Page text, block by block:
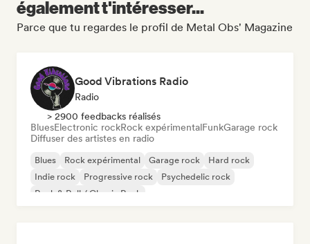
également t'intéresser...
Parce que tu regardes le profil de Metal Obs' Magazine
Good Vibrations Radio
Radio
> 2900 feedbacks réalisés
BluesElectronic rockRock expérimentalFunkGarage rock
Diffuser des artistes en radio
Blues Rock expérimental Garage rock
Hard rock
Indie rock
Progressive rock
Psychedelic rock
Rock & Roll / Classic Rock